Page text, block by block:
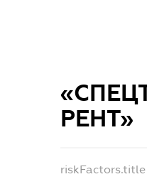
РЕНТ»
riskFactors.title